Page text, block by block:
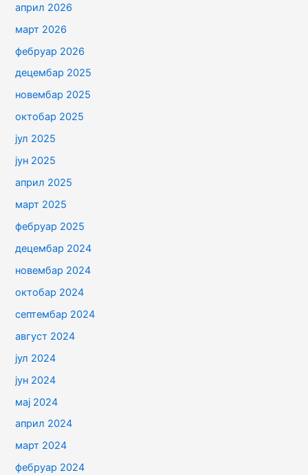
април 2026
март 2026
фебруар 2026
децембар 2025
новембар 2025
октобар 2025
јул 2025
јун 2025
април 2025
март 2025
фебруар 2025
децембар 2024
новембар 2024
октобар 2024
септембар 2024
август 2024
јул 2024
јун 2024
мај 2024
април 2024
март 2024
фебруар 2024